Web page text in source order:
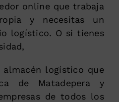
online que trabaja
y necesitas un
logístico. O si tienes
almacén logístico que
de Matadepera y
de todos los